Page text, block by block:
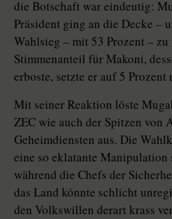
die Botschaft war eindeutig:
Präsident ging an die Decke –
Wahlsieg – mit 53 Prozent –
Stimmenanteil für Makoni,
erboste, setzte er auf 5 Prozent
Mit seiner Reaktion löste
ZEC wie auch der Spitzen von
Geheimdiensten aus. Die
eine so eklatante
während die Chefs der
das Land könnte schlicht
den Volkswillen derart krass